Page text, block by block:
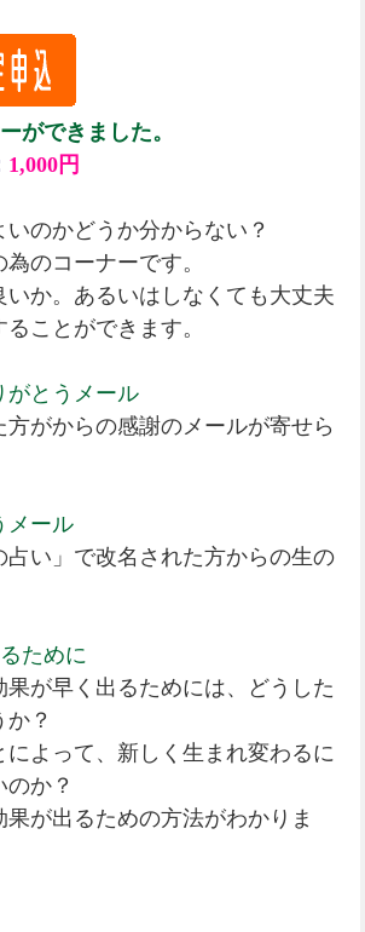
ができました。
1,000円
のかどうか分からない？
のコーナーです。
いか。あるいはしなくても大丈夫
ことができます。
とうメール
がからの感謝のメールが寄せら
メール
い」で改名された方からの生の
ために
が早く出るためには、どうした
？
よって、新しく生まれ変わるに
か？
が出るための方法がわかりま